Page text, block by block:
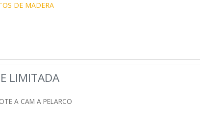
DE MADERA
LIMITADA
A CAM A PELARCO